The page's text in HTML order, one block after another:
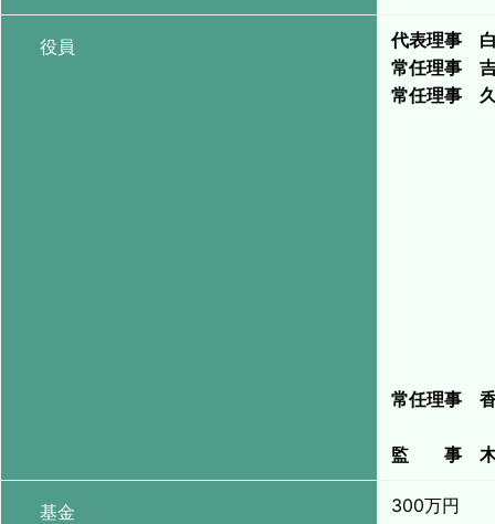
役員
代表理事
常任理事
常任理事
常任理事
監 事 木
基金 300万円